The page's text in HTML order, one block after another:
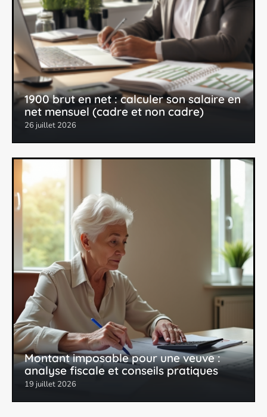
1900 brut en net : calculer son salaire en
net mensuel (cadre et non cadre)
26 juillet 2026
Montant imposable pour une veuve :
analyse fiscale et conseils pratiques
19 juillet 2026